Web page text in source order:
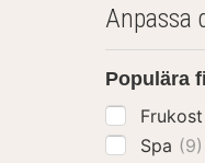
Anpassa
Populära
Spa (9)